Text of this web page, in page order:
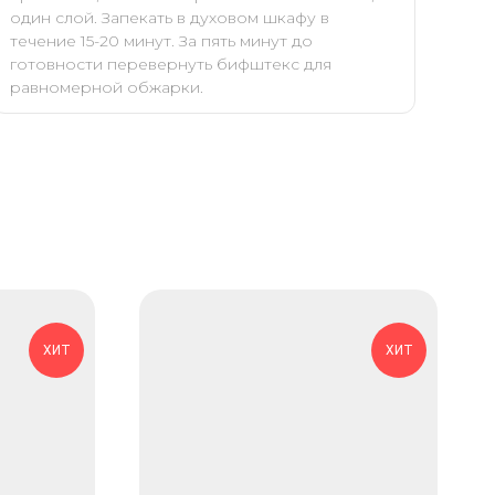
один слой. Запекать в духовом шкафу в
течение 15-20 минут. За пять минут до
готовности перевернуть бифштекс для
равномерной обжарки.
ХИТ ХИТ